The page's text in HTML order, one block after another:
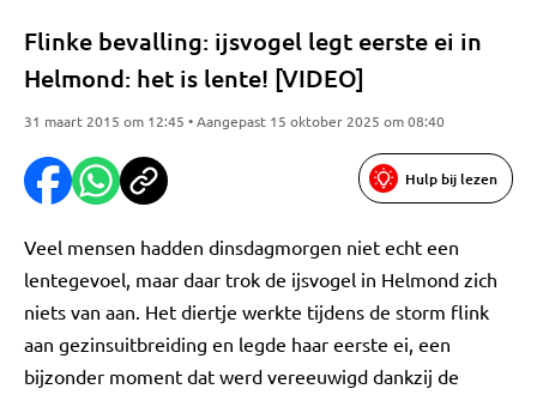
Flinke bevalling: ijsvogel legt eerste ei in
Helmond: het is lente! [VIDEO]
31 maart 2015 om 12:45 • Aangepast 15 oktober 2025 om 08:40
Hulp bij lezen
Veel mensen hadden dinsdagmorgen niet echt een
lentegevoel, maar daar trok de ijsvogel in Helmond zich
niets van aan. Het diertje werkte tijdens de storm flink
aan gezinsuitbreiding en legde haar eerste ei, een
bijzonder moment dat werd vereeuwigd dankzij de